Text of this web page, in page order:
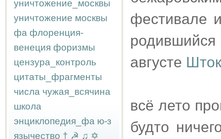
уничтожение_москвы
уничтожение москвы
фа флоренция-
венеция форизмы
цензура_контроль
цитаты_фрагменты
числа чужая_всячина
школа
энциклопедия_фа ю-з
язычество † ☭ ♫ ✡
фестивале
родившийся
августе
всё лето
будто